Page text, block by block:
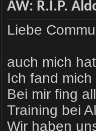
AW: R.I.P.
Liebe
auch mich
Ich fand
Bei mir fing
Training bei
Wir haben